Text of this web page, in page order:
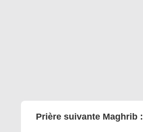
Prière suivante Maghrib :